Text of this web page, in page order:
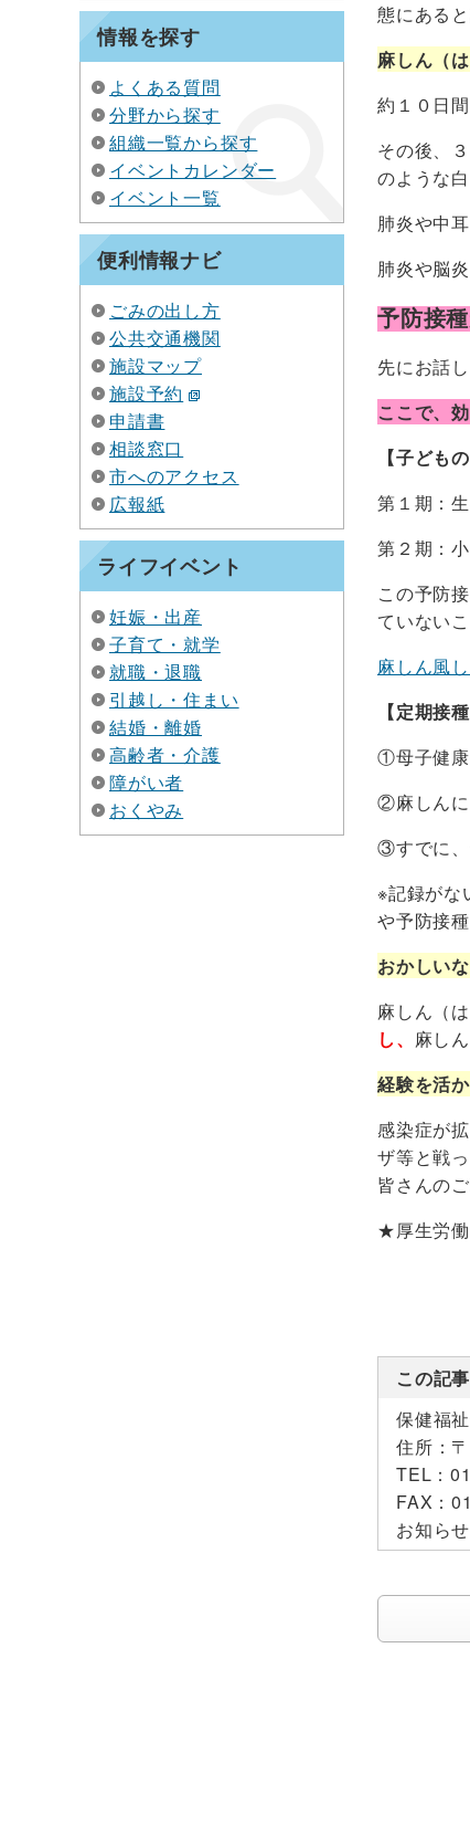
情報を探す
よくある質問
分野から探す
組織一覧から探す
イベントカレンダー
イベント一覧
便利情報ナビ
ごみの出し方
公共交通機関
施設マップ
施設予約
申請書
相談窓口
市へのアクセス
広報紙
ライフイベント
妊娠・出産
子育て・就学
就職・退職
引越し・住まい
結婚・離婚
高齢者・介護
障がい者
おくやみ
態にある
麻しん（
約１０日
その後、
のような
肺炎や中
肺炎や脳
予防接
先にお話
ここで、
【子ども
第１期：
第２期：
この予防
ていない
麻しん風
【定期接
①母子健康
②麻しんに
③すでに、
※記録がな
や予防接
おかしい
麻しん（
し、 麻し
経験を活
感染症が
ザ等と戦
皆さんの
★厚生労
この記
保健福
住所：
TEL：
FAX：
お知らせ